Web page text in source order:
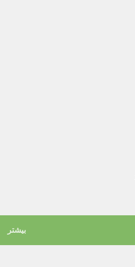
بیشتر